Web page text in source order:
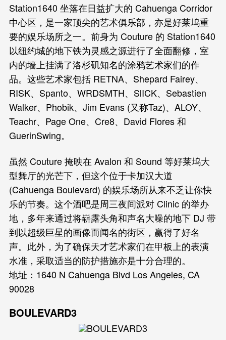
Station1640 坐落在日益扩大的 Cahuenga Corridor
中心区，是一家顶尖的艺术俱乐部，亦是好莱坞重
要的娱乐场所之一。前身为 Couture 的 Station1640
以纽约城的地下铁为灵感之源进行了全面翻修，室
内的墙上挂满了洛杉矶知名的涂鸦艺术家们的作
品。这些艺术家包括 RETNA、Shepard Fairey、
RISK、Spanto、WRDSMTH、SlICK、Sebastien
Walker、Phobik、Jim Evans (又称Taz)、ALOY、
Teachr、Page One、Cre8、David Flores 和
GuerinSwing。
虽然 Couture 掩映在 Avalon 和 Sound 等好莱坞大
型舞厅的光芒下，但这个位于卡加汉大道
(Cahuenga Boulevard) 的娱乐场所从来不乏让你快
乐的节奏。这个酒吧是周三夜间派对 Clinic 的举办
地，多年来通过将崭露头角和声名大噪的地下 DJ 带
到以超级巨星的画像而闻名的街区，赢得了好名
声。此外，为了确保天才艺术家们在甲板上的表演
水准，采取适当的防护措施亦是十分合理的。
地址：1640 N Cahuenga Blvd Los Angeles, CA
90028
BOULEVARD3